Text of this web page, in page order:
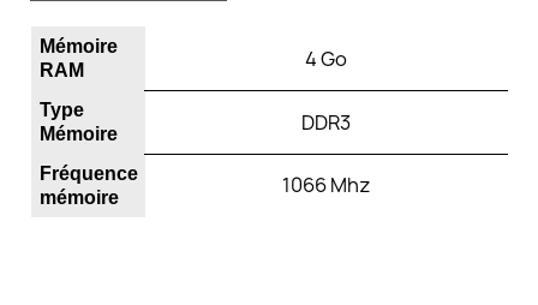
Mémoire
RAM
4 Go
Type
Mémoire
DDR3
Fréquence
mémoire
1066 Mhz